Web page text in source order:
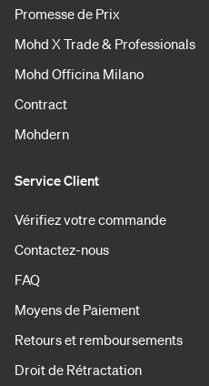
Promesse de Prix
Mohd X Trade & Professionals
Mohd Officina Milano
Contract
Mohdern
Service Client
Vérifiez votre commande
Contactez-nous
FAQ
Moyens de Paiement
Retours et remboursements
Droit de Rétractation